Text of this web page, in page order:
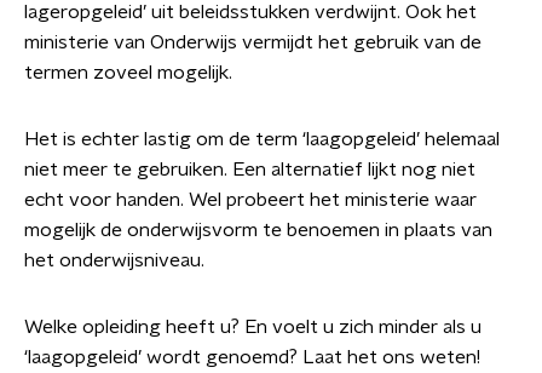
lageropgeleid’ uit beleidsstukken verdwijnt. Ook het
ministerie van Onderwijs vermijdt het gebruik van de
termen zoveel mogelijk.
Het is echter lastig om de term ‘laagopgeleid’ helemaal
niet meer te gebruiken. Een alternatief lijkt nog niet
echt voor handen. Wel probeert het ministerie waar
mogelijk de onderwijsvorm te benoemen in plaats van
het onderwijsniveau.
Welke opleiding heeft u? En voelt u zich minder als u
‘laagopgeleid’ wordt genoemd? Laat het ons weten!